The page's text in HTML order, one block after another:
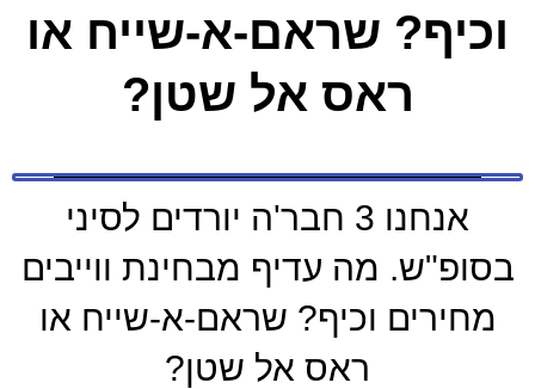
וכיף? שראם-א-שייח או
ראס אל שטן?
אנחנו 3 חבר'ה יורדים לסיני
בסופ"ש. מה עדיף מבחינת ווייבים
מחירים וכיף? שראם-א-שייח או
ראס אל שטן?